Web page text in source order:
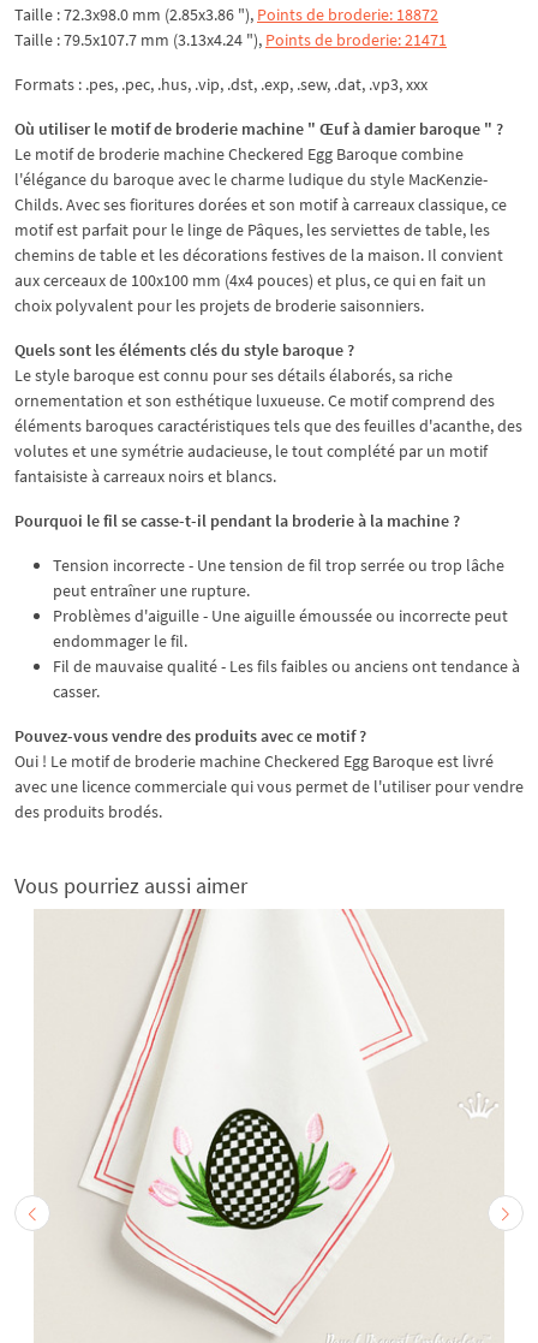
Taille : 72.3x98.0 mm (2.85x3.86 "), Points de broderie: 18872
Taille : 79.5x107.7 mm (3.13x4.24 "), Points de broderie: 21471
Formats : .pes, .pec, .hus, .vip, .dst, .exp, .sew, .dat, .vp3, xxx
Où utiliser le motif de broderie machine " Œuf à damier baroque " ?
Le motif de broderie machine Checkered Egg Baroque combine
l'élégance du baroque avec le charme ludique du style MacKenzie-
Childs. Avec ses fioritures dorées et son motif à carreaux classique, ce
motif est parfait pour le linge de Pâques, les serviettes de table, les
chemins de table et les décorations festives de la maison. Il convient
aux cerceaux de 100x100 mm (4x4 pouces) et plus, ce qui en fait un
choix polyvalent pour les projets de broderie saisonniers.
Quels sont les éléments clés du style baroque ?
Le style baroque est connu pour ses détails élaborés, sa riche
ornementation et son esthétique luxueuse. Ce motif comprend des
éléments baroques caractéristiques tels que des feuilles d'acanthe, des
volutes et une symétrie audacieuse, le tout complété par un motif
fantaisiste à carreaux noirs et blancs.
Pourquoi le fil se casse-t-il pendant la broderie à la machine ?
Tension incorrecte - Une tension de fil trop serrée ou trop lâche
peut entraîner une rupture.
Problèmes d'aiguille - Une aiguille émoussée ou incorrecte peut
endommager le fil.
Fil de mauvaise qualité - Les fils faibles ou anciens ont tendance à
casser.
Pouvez-vous vendre des produits avec ce motif ?
Oui ! Le motif de broderie machine Checkered Egg Baroque est livré
avec une licence commerciale qui vous permet de l'utiliser pour vendre
des produits brodés.
Vous pourriez aussi aimer